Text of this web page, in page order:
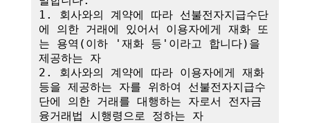
1. 회사와의 계약에 따라 선불전자지급수단
에 의한 거래에 있어서 이용자에게 재화 또
는 용역(이하 '재화 등'이라고 합니다)을
제공하는 자
2. 회사와의 계약에 따라 이용자에게 재화
등을 제공하는 자를 위하여 선불전자지급수
단에 의한 거래를 대행하는 자로서 전자금
융거래법 시행령으로 정하는 자